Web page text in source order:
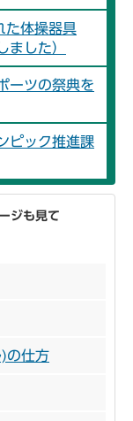
た体操器具
ました）
ーツの祭典を
ピック推進課
ジも見て
の仕方